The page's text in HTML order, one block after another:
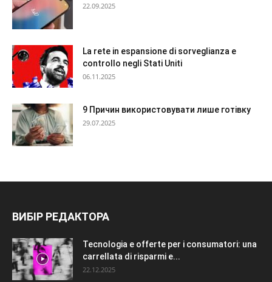
22.09.2025
La rete in espansione di sorveglianza e
controllo negli Stati Uniti
06.11.2025
9 Причин використовувати лише готівку
29.07.2025
ВИБІР РЕДАКТОРА
Tecnologia e offerte per i consumatori: una
carrellata di risparmi e...
22.12.2025